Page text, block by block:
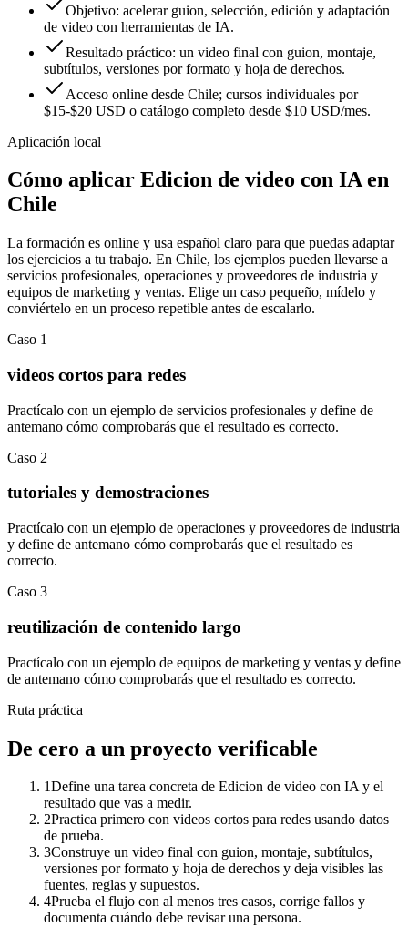
Objetivo: acelerar guion, selección, edición y adaptación
de video con herramientas de IA.
Resultado práctico: un video final con guion, montaje,
subtítulos, versiones por formato y hoja de derechos.
Acceso online desde Chile; cursos individuales por
$15-$20 USD o catálogo completo desde $10 USD/mes.
Aplicación local
Cómo aplicar Edicion de video con IAen
Chile
La formación es online y usa español claro para que puedas adaptar
los ejercicios a tu trabajo. En Chile, los ejemplos pueden llevarse a
servicios profesionales, operaciones y proveedores de industria y
equipos de marketing y ventas. Elige un caso pequeño, mídelo y
conviértelo en un proceso repetible antes de escalarlo.
Caso 1
videos cortos para redes
Practícalo con un ejemplo de servicios profesionales y define de
antemano cómo comprobarás que el resultado es correcto.
Caso 2
tutoriales y demostraciones
Practícalo con un ejemplo de operaciones y proveedores de industria
y define de antemano cómo comprobarás que el resultado es
correcto.
Caso 3
reutilización de contenido largo
Practícalo con un ejemplo de equipos de marketing y ventas y define
de antemano cómo comprobarás que el resultado es correcto.
Ruta práctica
De cero a un proyecto verificable
1Define una tarea concreta de Edicion de video con IA y el
resultado que vas a medir.
2Practica primero con videos cortos para redes usando datos
de prueba.
3Construye un video final con guion, montaje, subtítulos,
versiones por formato y hoja de derechos y deja visibles las
fuentes, reglas y supuestos.
4Prueba el flujo con al menos tres casos, corrige fallos y
documenta cuándo debe revisar una persona.